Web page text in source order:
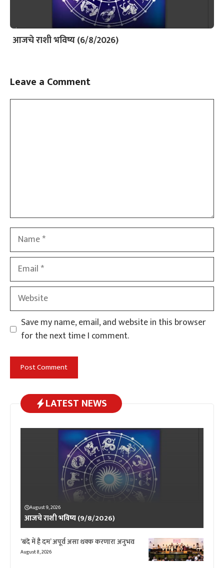
आजचे राशी भविष्य (6/8/2026)
Leave a Comment
Name
Email
Website
Save my name, email, and website in this browser
for the next time I comment.
LATEST NEWS
August 9, 2026
आजचे राशी भविष्य (9/8/2026)
‘बंदे में है दम’ अपूर्व असा थक्क करणारा अनुभव
August 8, 2026